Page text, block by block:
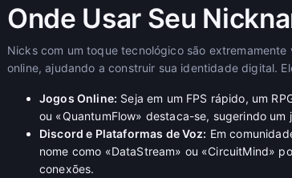
Onde Usar Seu
Nicks com um toque tecnológico são
online, ajudando a construir sua identidade digital.
Jogos Online: Seja em um FPS rápido, um
ou «QuantumFlow» destaca-se, sugerindo
Discord e Plataformas de Voz: Em
nome como «DataStream» ou «CircuitMind»
conexões.